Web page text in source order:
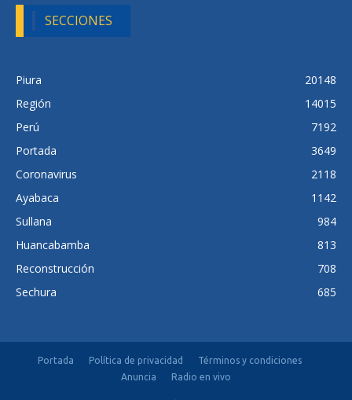
SECCIONES
Piura
20148
Región
14015
Perú
7192
Portada
3649
Coronavirus
2118
Ayabaca
1142
Sullana
984
Huancabamba
813
Reconstrucción
708
Sechura
685
Portada Política de privacidad
Términos y condiciones
Anuncia
Radio en vivo